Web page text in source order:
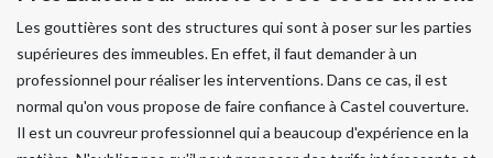
Les gouttières sont des structures qui sont à poser sur les parties
supérieures des immeubles. En effet, il faut demander à un
professionnel pour réaliser les interventions. Dans ce cas, il est
normal qu'on vous propose de faire confiance à Castel couverture.
Il est un couvreur professionnel qui a beaucoup d'expérience en la